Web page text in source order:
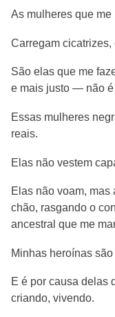
As mulheres que
Carregam cicatrizes,
São elas que me
e mais justo — não é
Essas mulheres
reais.
Elas não vestem
Elas não voam, mas
chão, rasgando o
ancestral que me
Minhas heroínas
E é por causa delas
criando, vivendo.